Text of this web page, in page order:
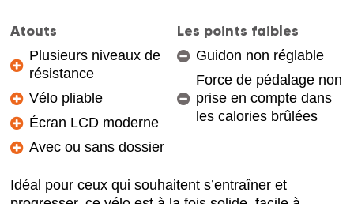
Atouts
Plusieurs niveaux de
résistance
Vélo pliable
Écran LCD moderne
Avec ou sans dossier
Les points faibles
Guidon non réglable
Force de pédalage non
prise en compte dans
les calories brûlées
Idéal pour ceux qui souhaitent s’entraîner et